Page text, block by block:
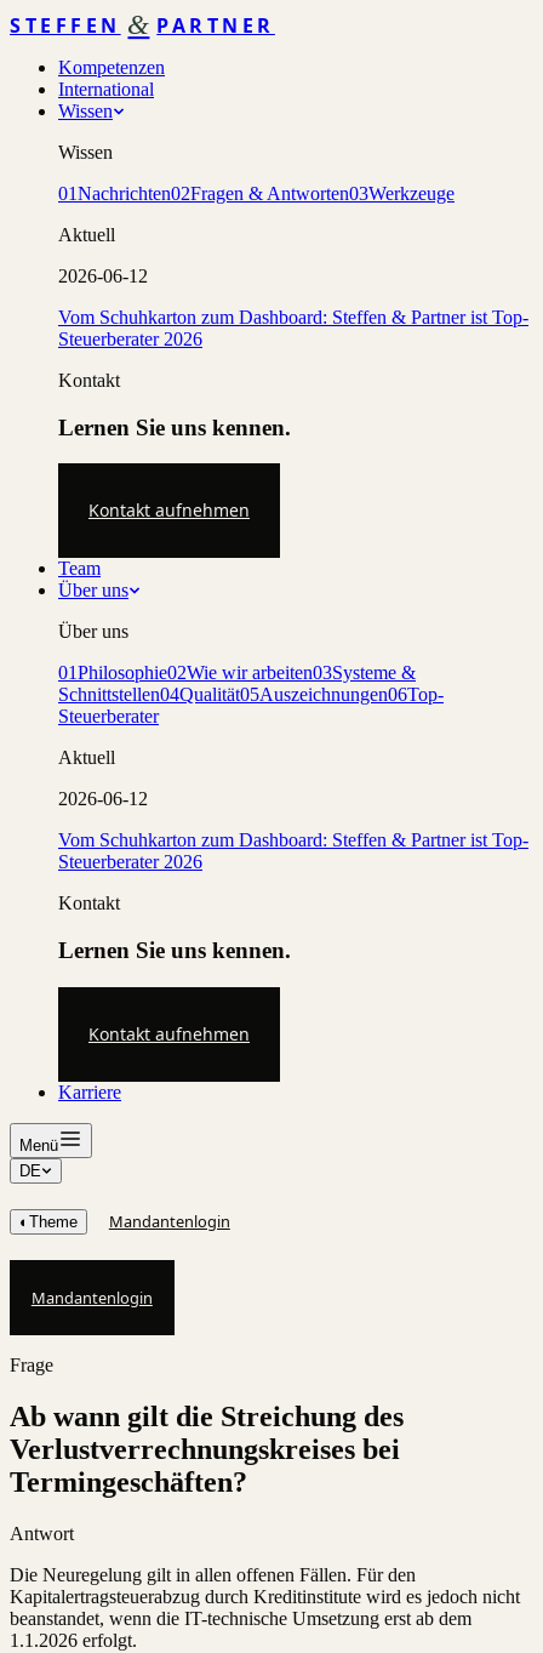
STEFFEN & PARTNER
Kompetenzen
International
Wissen
Wissen
01Nachrichten02Fragen & Antworten03Werkzeuge
Aktuell
2026-06-12
Vom Schuhkarton zum Dashboard: Steffen & Partner ist Top-
Steuerberater 2026
Kontakt
Lernen Sie uns kennen.
Kontakt aufnehmen
Team
Über uns
Über uns
01Philosophie02Wie wir arbeiten03Systeme &
Schnittstellen04Qualität05Auszeichnungen06Top-
Steuerberater
Aktuell
2026-06-12
Vom Schuhkarton zum Dashboard: Steffen & Partner ist Top-
Steuerberater 2026
Kontakt
Lernen Sie uns kennen.
Kontakt aufnehmen
Karriere
Menü
DE
◐ Theme Mandantenlogin
Mandantenlogin
Frage
Ab wann gilt die Streichung des
Verlustverrechnungskreises bei
Termingeschäften?
Antwort
Die Neuregelung gilt in allen offenen Fällen. Für den
Kapitalertragsteuerabzug durch Kreditinstitute wird es jedoch nicht
beanstandet, wenn die IT-technische Umsetzung erst ab dem
1.1.2026 erfolgt.